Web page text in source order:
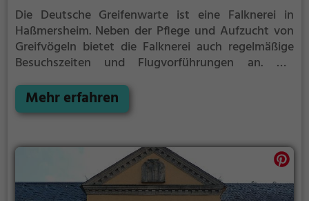
Die Deutsche Greifenwarte ist eine Falknerei in
Haßmersheim. Neben der Pflege und Aufzucht von
Greifvögeln bietet die Falknerei auch regelmäßige
Besuchszeiten und Flugvorführungen an. Die
der Website
Mehr erfahren